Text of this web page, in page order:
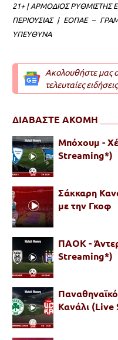
21+ | ΑΡΜΟΔΙΟΣ ΡΥΘΜΙΣΤΗΣ
ΠΕΡΙΟΥΣΙΑΣ | ΕΟΠΑΕ –
ΥΠΕΥΘΥΝΑ
Ακολουθήστε μας
τελευταίες ειδήσεις
ΔΙΑΒΑΣΤΕ ΑΚΟΜΗ
Μπόχουμ -
Streaming*)
Σάκκαρη
με την Γκοφ
ΠΑΟΚ -
Streaming*)
Κανάλι